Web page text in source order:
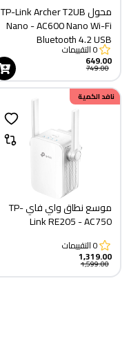
محول TP-Link Archer T2UB
Nano - AC600 Nano Wi-Fi
Bluetooth 4.2 USB
0التقييمات
649.00
749.00
خصم280.00
نافد الكمية
موسع نطاق واي فاي TP-
Link RE205 - AC750
0التقييمات
1,319.00
1,599.00